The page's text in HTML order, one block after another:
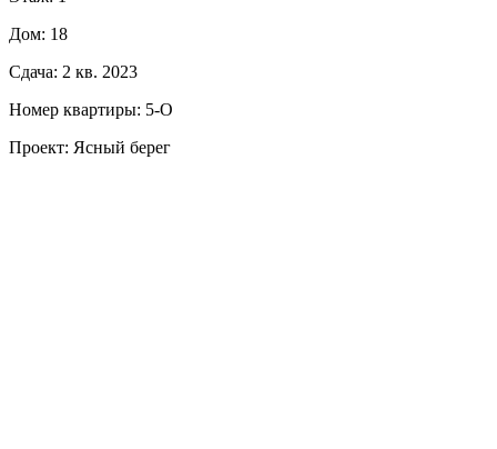
Дом: 18
Сдача: 2 кв. 2023
Номер квартиры: 5-О
Проект: Ясный берег